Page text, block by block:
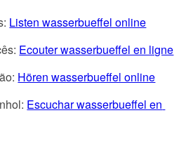
Listen wasserbueffel online
Ecouter wasserbueffel en ligne
Hören wasserbueffel online
Escuchar wasserbueffel en